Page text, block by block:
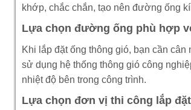
khớp, chắc chắn, tạo nên đường ống
Lựa chọn đường ống phù hợp
Khi lắp đặt ống thông gió, bạn cần
sử dụng hệ thống thông gió công
nhiệt độ bên trong công trình.
Lựa chọn đơn vị thi công lắp